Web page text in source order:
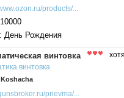
products/...
День Рождения
винтовка
винтовка
pnevma/...